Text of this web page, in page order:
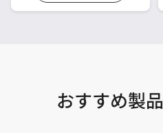
おすすめ製